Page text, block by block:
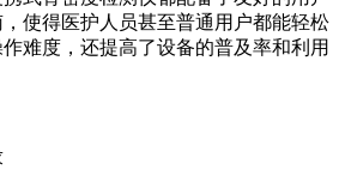
使得医护人员甚至普通用户都能轻松
作难度，还提高了设备的普及率和利用